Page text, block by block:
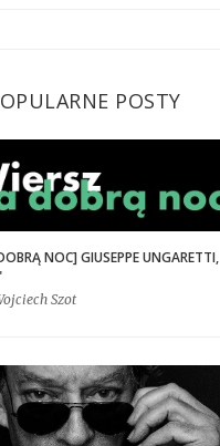
POSTY
NOC] GIUSEPPE UNGARETTI,
Szot